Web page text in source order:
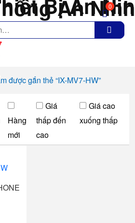
0
được gắn thẻ “IX-MV7-HW”
Hàng
mới
Giá
thấp đến
cao
Giá cao
xuống thấp